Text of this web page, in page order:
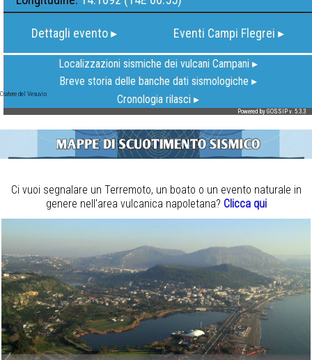
Cratere del Vesuvio
Ci vuoi segnalare un Terremoto, un boato o un evento naturale in
genere nell'area vulcanica napoletana? Clicca qui